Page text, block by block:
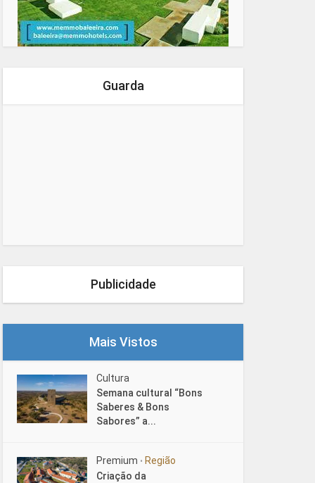
Guarda
Publicidade
Mais Vistos
Cultura
Semana cultural “Bons
Saberes & Bons
Sabores” a...
Premium • Região
Criação da